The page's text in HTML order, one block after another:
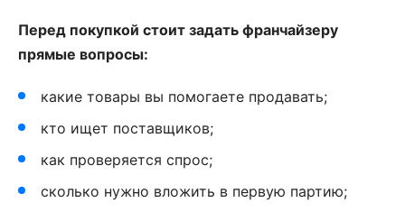
Перед покупкой стоит задать франчайзеру
прямые вопросы:
какие товары вы помогаете продавать;
кто ищет поставщиков;
как проверяется спрос;
сколько нужно вложить в первую партию;